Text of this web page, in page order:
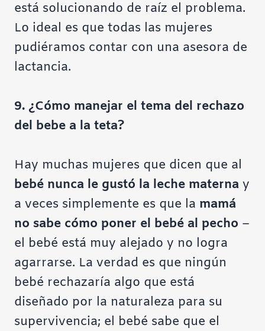
está solucionando de raíz el problema.
Lo ideal es que todas las mujeres
pudiéramos contar con una asesora de
lactancia.
9. ¿Cómo manejar el tema del rechazo
del bebe a la teta?
Hay muchas mujeres que dicen que al
bebé nunca le gustó la leche materna y
a veces simplemente es que la mamá
no sabe cómo poner el bebé al pecho –
el bebé está muy alejado y no logra
agarrarse. La verdad es que ningún
bebé rechazaría algo que está
diseñado por la naturaleza para su
supervivencia; el bebé sabe que el